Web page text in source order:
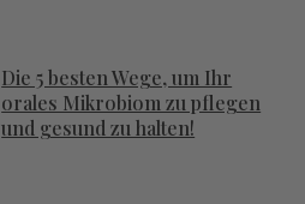
Die 5 besten Wege, um Ihr
orales Mikrobiom zu pflegen
und gesund zu halten!